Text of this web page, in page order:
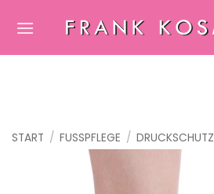
Inhalt
START / FUSSPFLEGE / DRUCKSCHUTZ